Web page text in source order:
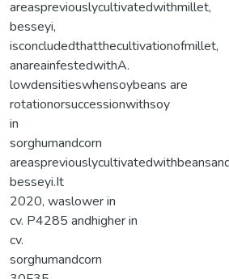
areaspreviouslycultivatedwithmillet,
besseyi,
isconcludedthatthecultivationofmillet,
anareainfestedwithA.
lowdensitieswhensoybeans are
rotationorsuccessionwithsoy
in
sorghumandcorn
besseyi.It
2020, waslower in
cv. P4285 andhigher in
cv.
sorghumandcorn